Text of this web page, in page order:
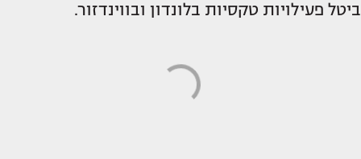
ביטל פעילויות טקסיות בלונדון ובווינדזור.